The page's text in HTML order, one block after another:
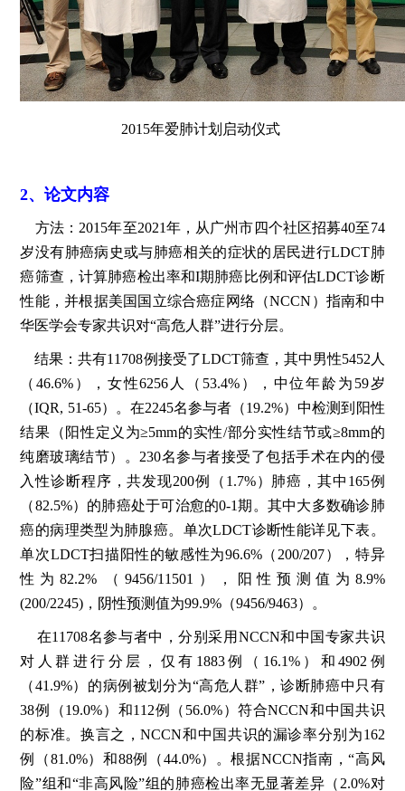
2015年爱肺计划启动仪式
2、论文内容
方法：2015年至2021年，从广州市四个社区招募40至74
岁没有肺癌病史或与肺癌相关的症状的居民进行LDCT肺
癌筛查，计算肺癌检出率和I期肺癌比例和评估LDCT诊断
性能，并根据美国国立综合癌症网络（NCCN）指南和中
华医学会专家共识对“高危人群”进行分层。
结果：共有11708例接受了LDCT筛查，其中男性5452人
（46.6%），女性6256人（53.4%），中位年龄为59岁
（IQR, 51-65）。在2245名参与者（19.2%）中检测到阳性
结果（阳性定义为≥5mm的实性/部分实性结节或≥8mm的
纯磨玻璃结节）。230名参与者接受了包括手术在内的侵
入性诊断程序，共发现200例（1.7%）肺癌，其中165例
（82.5%）的肺癌处于可治愈的0-1期。其中大多数确诊肺
癌的病理类型为肺腺癌。单次LDCT诊断性能详见下表。
单次LDCT扫描阳性的敏感性为96.6%（200/207），特异
性为82.2% （9456/11501），阳性预测值为8.9%
(200/2245)，阴性预测值为99.9%（9456/9463）。
在11708名参与者中，分别采用NCCN和中国专家共识
对人群进行分层，仅有1883例（16.1%）和4902例
（41.9%）的病例被划分为“高危人群”，诊断肺癌中只有
38例（19.0%）和112例（56.0%）符合NCCN和中国共识
的标准。换言之，NCCN和中国共识的漏诊率分别为162
例（81.0%）和88例（44.0%）。根据NCCN指南，“高风
险”组和“非高风险”组的肺癌检出率无显著差异（2.0%对